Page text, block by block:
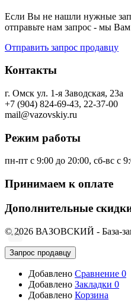
Если Вы не нашли нужные
отправьте нам запрос - мы
Отправить запрос продавцу
Контакты
г. Омск ул. 1-я Заводская, 23а
+7 (904) 824-69-43, 22-37-00
mail@vazovskiy.ru
Режим работы
пн-пт с 9:00 до 20:00, сб-вс с
Принимаем к оплате
Дополнительные
© 2026 ВАЗОВСКИЙ - База-
Запрос продавцу
Добавлено Сравнение 0
Добавлено Закладки 0
Добавлено Корзина